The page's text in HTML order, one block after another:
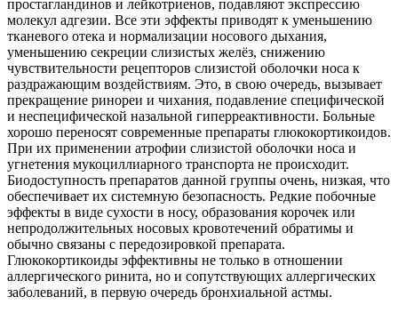
простагландинов и лейкотриенов, подавляют экспрессию
молекул адгезии. Все эти эффекты приводят к уменьшению
тканевого отека и нормализации носового дыхания,
уменьшению секреции слизистых желёз, снижению
чувствительности рецепторов слизистой оболочки носа к
раздражающим воздействиям. Это, в свою очередь, вызывает
прекращение ринореи и чихания, подавление специфической
и неспецифической назальной гиперреактивности. Больные
хорошо переносят современные препараты глюкокортикоидов.
При их применении атрофии слизистой оболочки носа и
угнетения мукоциллиарного транспорта не происходит.
Биодоступность препаратов данной группы очень, низкая, что
обеспечивает их системную безопасность. Редкие побочные
эффекты в виде сухости в носу, образования корочек или
непродолжительных носовых кровотечений обратимы и
обычно связаны с передозировкой препарата.
Глюкокортикоиды эффективны не только в отношении
аллергического ринита, но и сопутствующих аллергических
заболеваний, в первую очередь бронхиальной астмы.